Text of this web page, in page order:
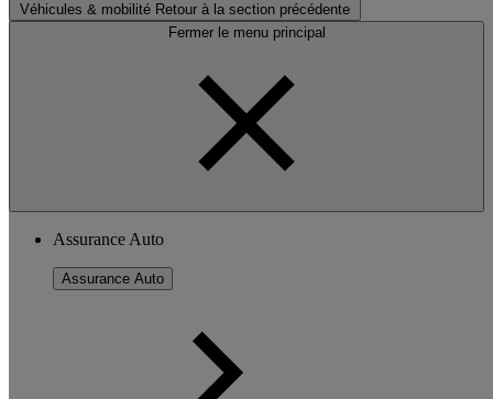
Véhicules & mobilité Retour à la section précédente
Fermer le menu principal
Assurance Auto
Assurance Auto